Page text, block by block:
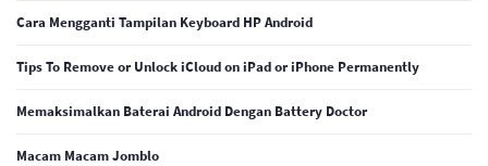
Cara Mengganti Tampilan Keyboard HP Android
Tips To Remove or Unlock iCloud on iPad or iPhone Permanently
Memaksimalkan Baterai Android Dengan Battery Doctor
Macam Macam Jomblo